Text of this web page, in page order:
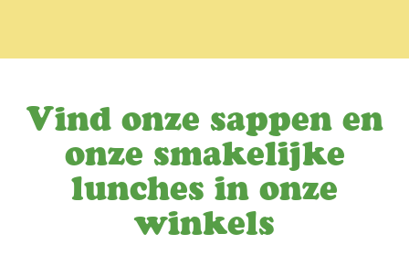
Vind onze sappen en
onze smakelijke
lunches in onze
winkels